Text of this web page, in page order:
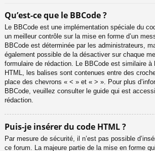
Qu’est-ce que le BBCode ?
Le BBCode est une implémentation spéciale du
un meilleur contrôle sur la mise en forme d’un
BBCode est déterminée par les administrateurs,
également possible de la désactiver sur chaque
formulaire de rédaction. Le BBCode est similaire à
HTML, les balises sont contenues entre des
place des chevrons « < » et « > ». Pour plus
BBCode, veuillez consulter le guide qui est
rédaction.
Puis-je insérer du code HTML ?
Par mesure de sécurité, il n’est pas possible
ce forum. La majeure partie de la mise en forme